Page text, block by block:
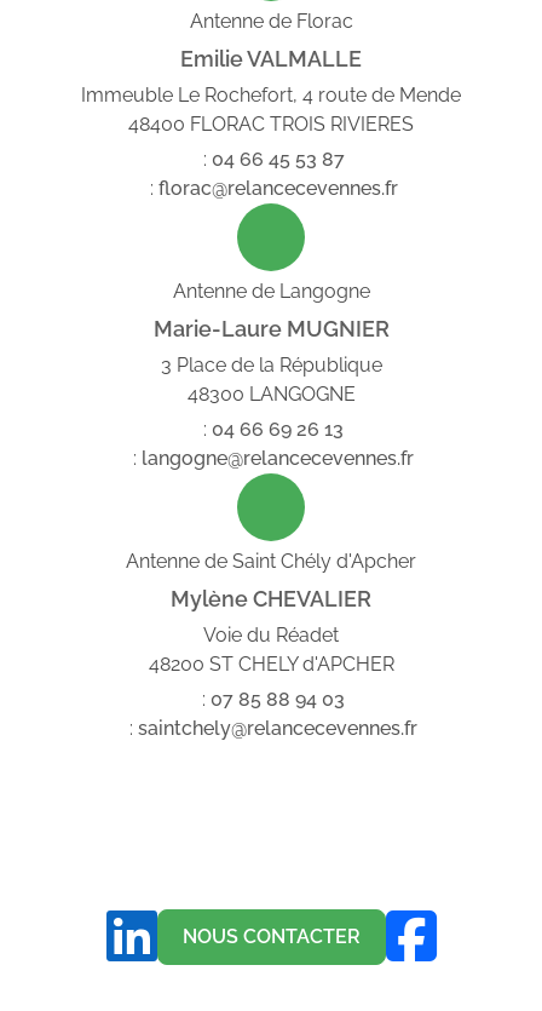
Antenne de Florac
Emilie VALMALLE
Immeuble Le Rochefort, 4 route de Mende
48400 FLORAC TROIS RIVIERES
: 04 66 45 53 87
: florac@relancecevennes.fr
Antenne de Langogne
Marie-Laure MUGNIER
3 Place de la République
48300 LANGOGNE
: 04 66 69 26 13
: langogne@relancecevennes.fr
Antenne de Saint Chély d'Apcher
Mylène CHEVALIER
Voie du Réadet
48200 ST CHELY d'APCHER
: 07 85 88 94 03
: saintchely@relancecevennes.fr
NOUS CONTACTER